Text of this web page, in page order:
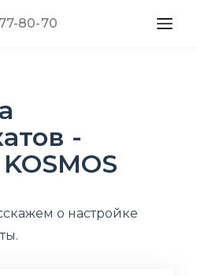
80-70
-
о настройке